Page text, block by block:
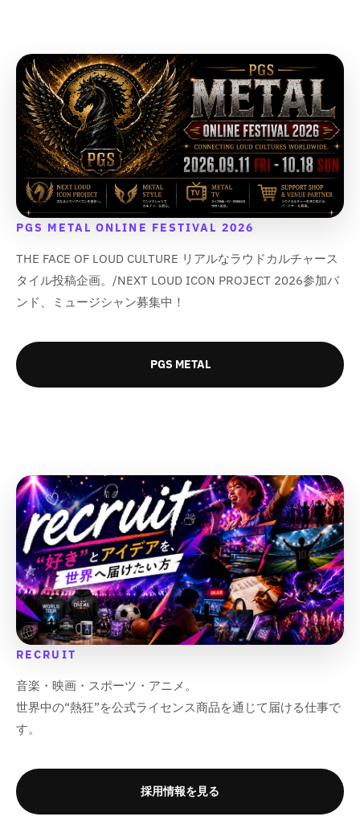
;
;
;
;
PGS METAL ONLINE FESTIVAL 2026
THE FACE OF LOUD CULTURE リアルなラウドカルチャース
タイル投稿企画。/NEXT LOUD ICON PROJECT 2026参加バ
ンド、ミュージシャン募集中！
PGS METAL
RECRUIT
音楽・映画・スポーツ・アニメ。
世界中の“熱狂”を公式ライセンス商品を通じて届ける仕事で
す。
採用情報を見る